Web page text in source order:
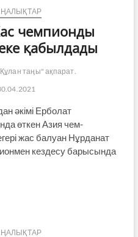
чемпионды
қабылдады
таңы" ақпарат.
әкі­мі Ерболат
өткен Азия чем­
жас балуан Нұрданат
кездесу бары­сында